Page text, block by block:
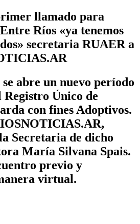
llamado para
Ríos «ya tenemos
secretaria RUAER a
abre un nuevo período
Único de
con fines Adoptivos.
Secretaria de dicho
María Silvana Spais.
previo y
virtual.